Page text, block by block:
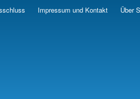
Impressum und Kontakt Über